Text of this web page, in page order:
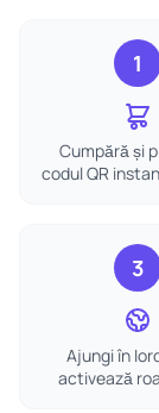
1
Cumpără și
codul QR
3
Ajungi în
activează